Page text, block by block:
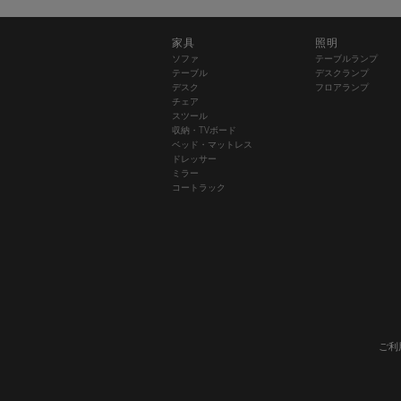
家具
ソファ
テーブル
デスク
チェア
スツール
収納・TVボード
ベッド・マットレス
ドレッサー
ミラー
コートラック
照明
テーブルランプ
デスクランプ
フロアランプ
ご